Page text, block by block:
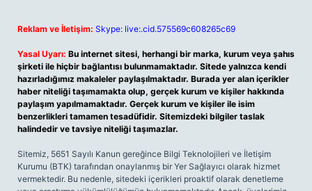
Reklam ve İletişim: Skype: live:.cid.575569c608265c69
Yasal Uyarı: Bu internet sitesi, herhangi bir marka, kurum veya şahıs
şirketi ile hiçbir bağlantısı bulunmamaktadır. Sitede yalnızca kendi
hazırladığımız makaleler paylaşılmaktadır. Burada yer alan içerikler
haber niteliği taşımamakta olup, gerçek kurum ve kişiler hakkında
paylaşım yapılmamaktadır. Gerçek kurum ve kişiler ile isim
benzerlikleri tamamen tesadüfidir. Sitemizdeki bilgiler taslak
halindedir ve tavsiye niteliği taşımazlar.
Sitemiz, 5651 Sayılı Kanun gereğince Bilgi Teknolojileri ve İletişim
Kurumu (BTK) tarafından onaylanmış bir Yer Sağlayıcı olarak hizmet
vermektedir. Bu nedenle, sitedeki içerikleri proaktif olarak denetleme